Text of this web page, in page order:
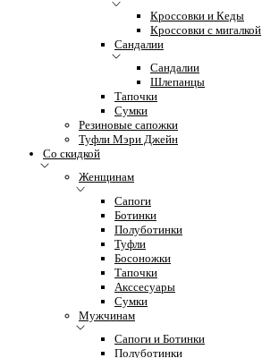
Кроссовки и Кеды
Кроссовки с мигалкой
Сандалии
Сандалии
Шлепанцы
Тапочки
Сумки
Резиновые сапожки
Туфли Мэри Джейн
Со скидкой
Женщинам
Сапоги
Ботинки
Полуботинки
Туфли
Босоножки
Тапочки
Акссесуары
Сумки
Мужчинам
Сапоги и Ботинки
Полуботинки